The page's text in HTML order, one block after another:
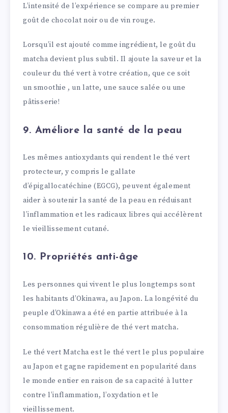
L’intensité de l’expérience se compare au premier
goût de chocolat noir ou de vin rouge.
Lorsqu’il est ajouté comme ingrédient, le goût du
matcha devient plus subtil. Il ajoute la saveur et la
couleur du thé vert à votre création, que ce soit
un smoothie , un latte, une sauce salée ou une
pâtisserie!
9. Améliore la santé de la peau
Les mêmes antioxydants qui rendent le thé vert
protecteur, y compris le gallate
d’épigallocatéchine (EGCG), peuvent également
aider à soutenir la santé de la peau en réduisant
l’inflammation et les radicaux libres qui accélèrent
le vieillissement cutané.
10. Propriétés anti-âge
Les personnes qui vivent le plus longtemps sont
les habitants d’Okinawa, au Japon. La longévité du
peuple d’Okinawa a été en partie attribuée à la
consommation régulière de thé vert matcha.
Le thé vert Matcha est le thé vert le plus populaire
au Japon et gagne rapidement en popularité dans
le monde entier en raison de sa capacité à lutter
contre l’inflammation, l’oxydation et le
vieillissement.